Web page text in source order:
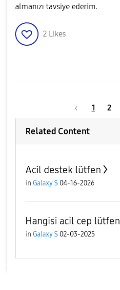
almanızı tavsiye ederim.
2 Likes
1 2
Related Content
Acil destek lütfen
in Galaxy S 04-16-2026
Hangisi acil cep lütfen
in Galaxy S 02-03-2025